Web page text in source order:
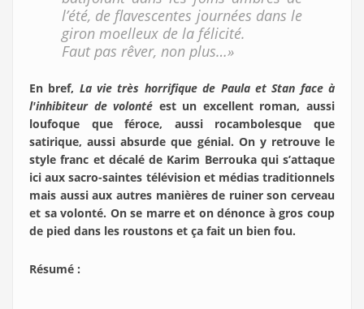
l’été, de flavescentes journées dans le
giron moelleux de la félicité.
Faut pas rêver, non plus…»
En bref, La vie très horrifique de Paula et Stan face à
l'inhibiteur de volonté est un excellent roman, aussi
loufoque que féroce, aussi rocambolesque que
satirique, aussi absurde que génial. On y retrouve le
style franc et décalé de Karim Berrouka qui s’attaque
ici aux sacro-saintes télévision et médias traditionnels
mais aussi aux autres manières de ruiner son cerveau
et sa volonté. On se marre et on dénonce à gros coup
de pied dans les roustons et ça fait un bien fou.
Résumé :